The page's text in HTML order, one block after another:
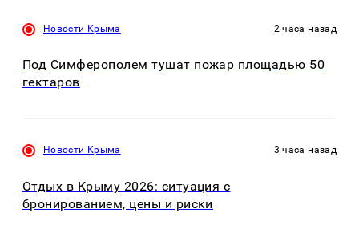
Новости Крыма 2 часа назад
Под Симферополем тушат пожар площадью 50
гектаров
Новости Крыма 3 часа назад
Отдых в Крыму 2026: ситуация с
бронированием, цены и риски